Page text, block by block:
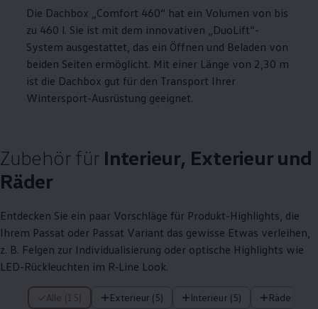
Die Dachbox „Comfort 460“ hat ein Volumen von bis
zu 460 l. Sie ist mit dem innovativen „DuoLift“-
System ausgestattet, das ein Öffnen und Beladen von
beiden Seiten ermöglicht. Mit einer Länge von 2,30 m
ist die Dachbox gut für den Transport Ihrer
Wintersport-Ausrüstung geeignet.
Zubehörfür Interieur, Exterieur und
Räder
Entdecken Sie ein paar Vorschläge für Produkt-Highlights, die
Ihrem Passat oder Passat Variant das gewisse Etwas verleihen,
z. B. Felgen zur Individualisierung oder optische Highlights wie
LED-Rückleuchten im R‑Line Look.
Alle (15) Exterieur (5) Interieur (5) Räder (5)
15 von 15 Details